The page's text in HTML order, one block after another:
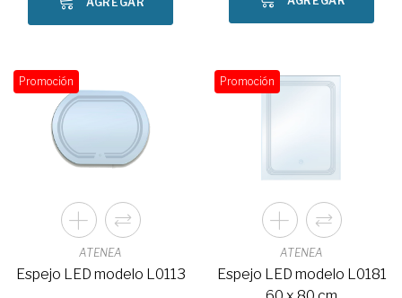
Promoción
ATENEA
Espejo LED modelo L0113
Promoción
ATENEA
Espejo LED modelo L0181